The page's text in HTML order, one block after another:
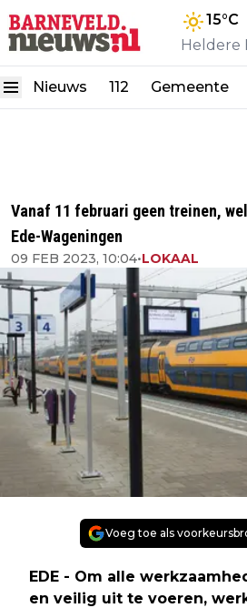
15°C
Heldere
Nieuws 112 Gemeente
Vanaf 11 februari geen treinen,
Ede-Wageningen
09 FEB 2023, 10:04•LOKAAL
Voeg toe als
EDE - Om alle
en veilig uit te voeren,